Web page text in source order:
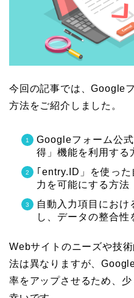
今回の記事では、Google
方法をご紹介しました。
Googleフォーム公
得」機能を利用する
｢entry.ID」を使っ
力を可能にする方法
自動入力項目におけ
し、データの整合性
Webサイトのニーズや技
法は異なりますが、
率をアップさせるため、